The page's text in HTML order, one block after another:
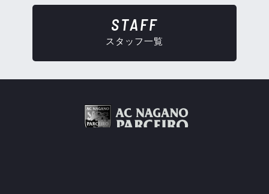
STAFF
スタッフ一覧